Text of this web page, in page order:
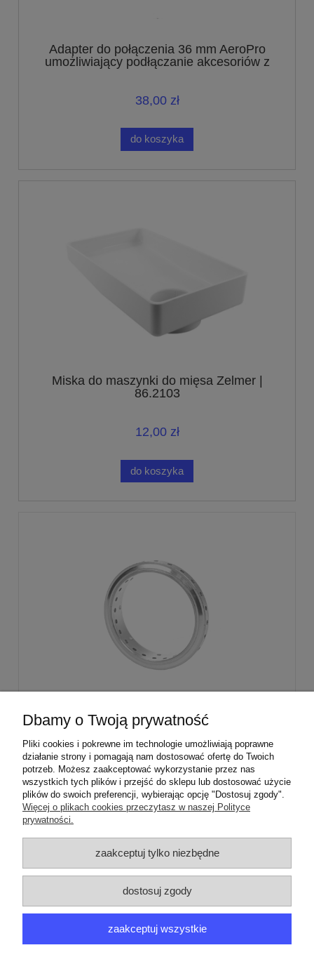
Adapter do połączenia 36 mm AeroPro
umożliwiający podłączanie akcesoriów z
38,00 zł
do koszyka
Miska do maszynki do mięsa Zelmer |
86.2103
12,00 zł
do koszyka
Stabilizator palnika średniego Sabaf Amica
Mastercook
29,00 zł
ZAMÓWIENIA
PRODUCENCI
MOJE KONTO
Dbamy o Twoją prywatność
Pliki cookies i pokrewne im technologie umożliwiają poprawne
działanie strony i pomagają nam dostosować ofertę do Twoich
potrzeb. Możesz zaakceptować wykorzystanie przez nas
wszystkich tych plików i przejść do sklepu lub dostosować użycie
plików do swoich preferencji, wybierając opcję "Dostosuj zgody".
Więcej o plikach cookies przeczytasz w naszej Polityce
prywatności.
zaakceptuj tylko niezbędne
dostosuj zgody
zaakceptuj wszystkie